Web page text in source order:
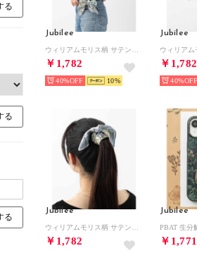
Jubilee
￥1,782
40% 10
Jubilee
￥1,782
40%
Jubilee
￥1,782
Jubilee
￥1,771